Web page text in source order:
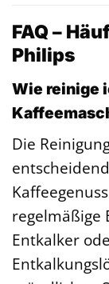
FAQ –
Philips
Wie reinige
Die
regelmäßige
Entkalker